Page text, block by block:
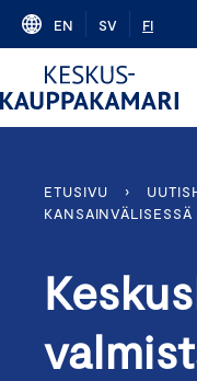
Skip
content
EN SV FI
ETUSIVU ›